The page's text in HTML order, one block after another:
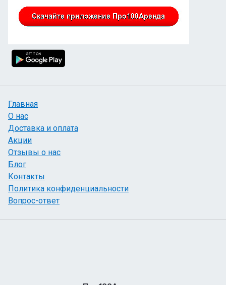
Главная
О нас
Доставка и оплата
Акции
Отзывы о нас
Блог
Контакты
Политика конфиденциальности
Вопрос-ответ